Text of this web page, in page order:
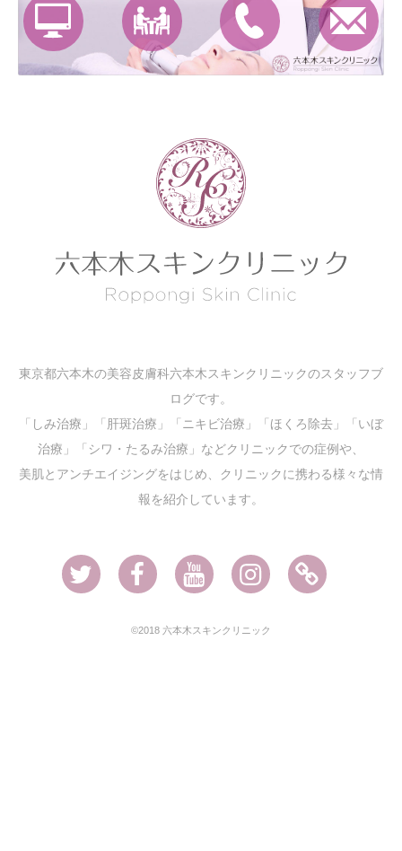
東京都六本木の美容皮膚科六本木スキンクリニックのスタッフブ
ログです。
「しみ治療」「肝斑治療」「ニキビ治療」「ほくろ除去」「いぼ
治療」「シワ・たるみ治療」などクリニックでの症例や、
美肌とアンチエイジングをはじめ、クリニックに携わる様々な情
報を紹介しています。
Twitter FacebookYoutube InstagramAmeblo
©2018 六本木スキンクリニック